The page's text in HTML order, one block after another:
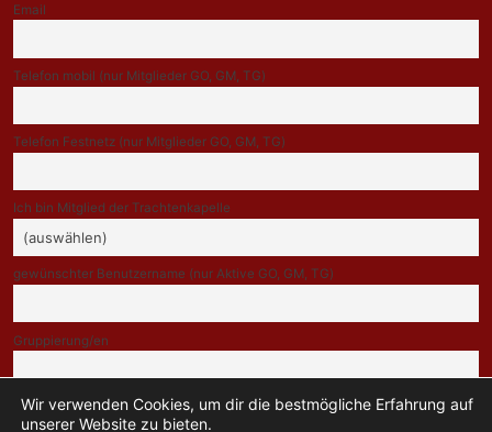
Email
Telefon mobil (nur Mitglieder GO, GM, TG)
Telefon Festnetz (nur Mitglieder GO, GM, TG)
Ich bin Mitglied der Trachtenkapelle
gewünschter Benutzername (nur Aktive GO, GM, TG)
Gruppierung/en
Indem Du fortfährst, akzeptierst Du unsere Datenschutzerklärung.
Wir verwenden Cookies, um dir die bestmögliche Erfahrung auf
unserer Website zu bieten.